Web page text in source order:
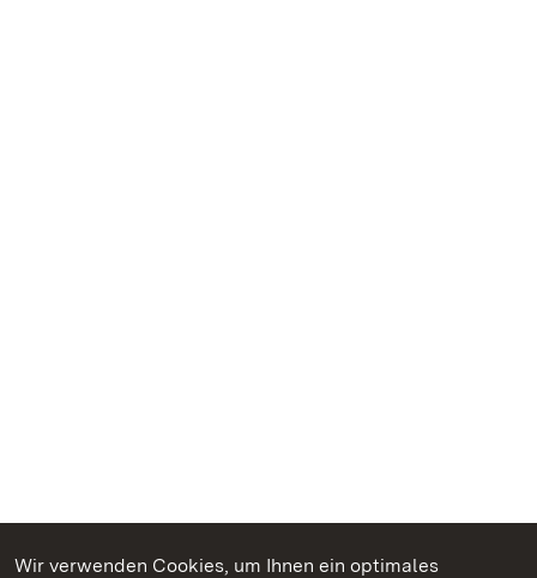
Wir verwenden Cookies, um Ihnen ein optimales